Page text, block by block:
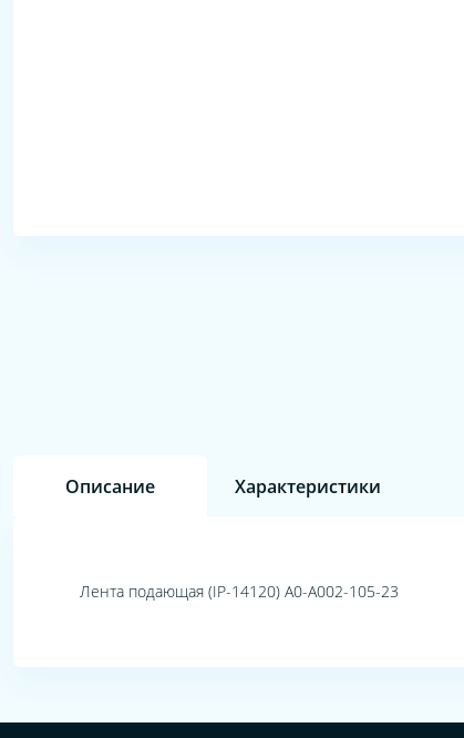
Описание Характеристики
Лента подающая (IP-14120) A0-A002-105-23